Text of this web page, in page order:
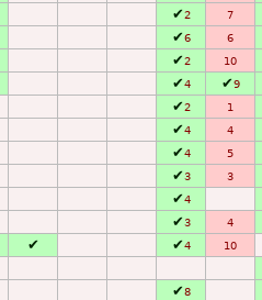
✔2 7
✔6 6
✔2 10
✔4 ✔9
✔2 1
✔4 4
✔4 5
✔3 3
✔4
✔3 4
✔ ✔4 10
✔8